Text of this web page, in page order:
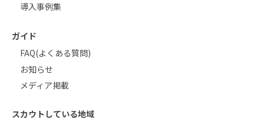
導入事例集
ガイド
FAQ(よくある質問)
お知らせ
メディア掲載
スカウトしている地域